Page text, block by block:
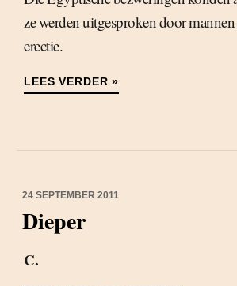
ze werden uitgesproken door
erectie.
LEES VERDER »
24 SEPTEMBER 2011
Dieper
C.